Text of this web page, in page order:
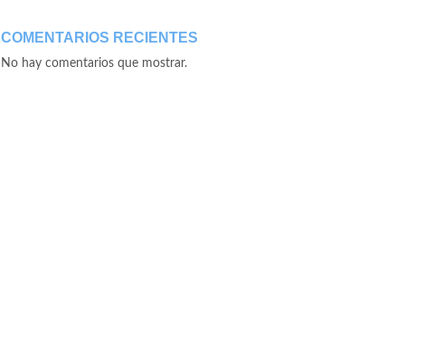
COMENTARIOS RECIENTES
No hay comentarios que mostrar.